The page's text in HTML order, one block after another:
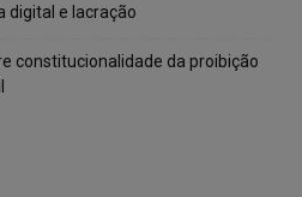
digital e lacração
constitucionalidade da proibição